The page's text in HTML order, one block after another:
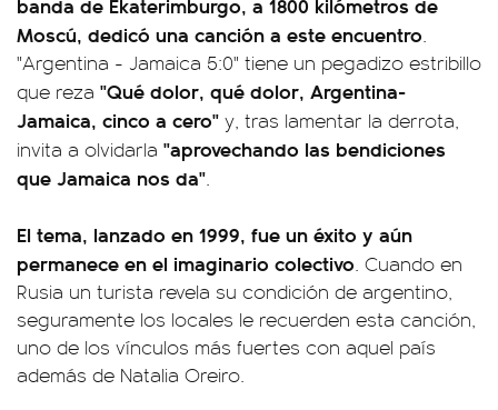
Moscú, dedicó una canción a este encuentro.
"Argentina - Jamaica 5:0" tiene un pegadizo estribillo
que reza "Qué dolor, qué dolor, Argentina-
Jamaica, cinco a cero" y, tras lamentar la derrota,
invita a olvidarla "aprovechando las bendiciones
que Jamaica nos da".
El tema, lanzado en 1999, fue un éxito y aún
permanece en el imaginario colectivo. Cuando en
Rusia un turista revela su condición de argentino,
seguramente los locales le recuerden esta canción,
uno de los vínculos más fuertes con aquel país
además de Natalia Oreiro.